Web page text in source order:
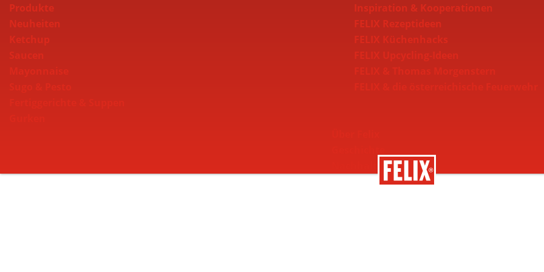
Produkte
Neuheiten
Ketchup
Saucen
Inspiration & Kooperationen
FELIX Rezeptideen
FELIX Küchenhacks
FELIX Upcycling-Ideen
Nachhaltigkeit